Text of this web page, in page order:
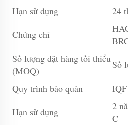
Hạn sử dụng
24
Chứng chỉ
Số lượng đặt hàng tối thiểu
(MOQ)
Số
Quy trình bảo quản
IQF
Hạn sử dụng
2
C